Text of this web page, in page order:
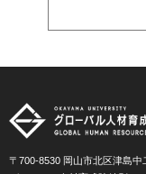
〒700-8530 岡山市北区津島中